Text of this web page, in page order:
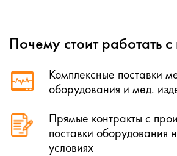
Почему стоит работать
Комплексные поставки
оборудования и мед.
Прямые контракты с
поставки оборудования
условиях